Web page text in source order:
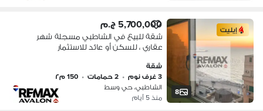
8
إيليت 5,700,000 ج.م
شقة للبيع في الشاطبي مسجلة شهر
عقاري ، للسكن أو عائد للاستثمار
شقة
3 غرف نوم
• 2 حمامات • 150 م٢
الشاطبي، حي وسط
منذ 5 أيام